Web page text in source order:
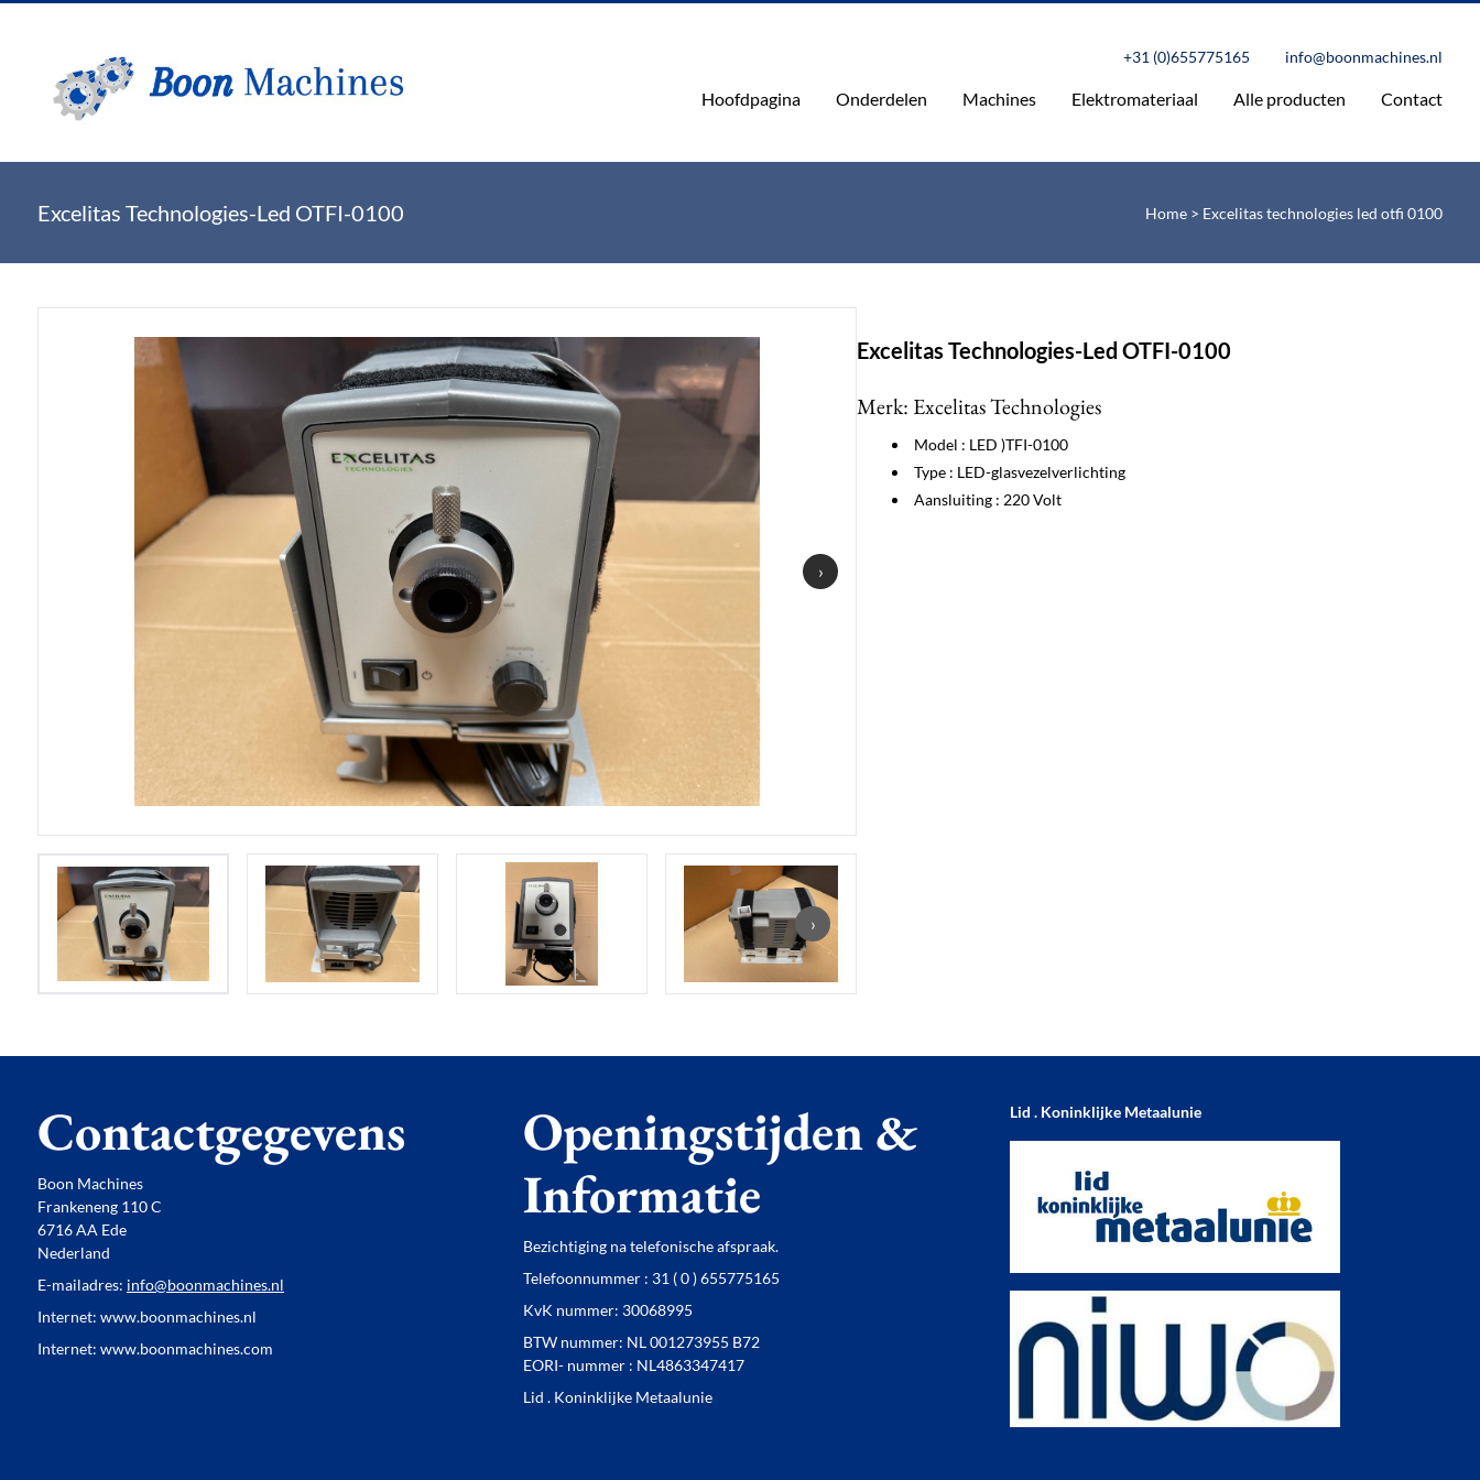
+31 (0)655775165 info@boonmachines.nl
Hoofdpagina Onderdelen Machines Elektromateriaal Alle producten Contact
Excelitas Technologies-Led OTFI-0100 Home > Excelitas technologies led otfi 0100
›
›
Excelitas Technologies-Led OTFI-0100
Merk: Excelitas Technologies
Model : LED )TFI-0100
Type : LED-glasvezelverlichting
Aansluiting : 220 Volt
Contactgegevens
Boon Machines
Frankeneng 110 C
6716 AA Ede
Nederland
E-mailadres: info@boonmachines.nl
Internet: www.boonmachines.nl
Internet: www.boonmachines.com
Openingstijden &
Informatie
Bezichtiging na telefonische afspraak.
Telefoonnummer : 31 ( 0 ) 655775165
KvK nummer: 30068995
BTW nummer: NL 001273955 B72
EORI- nummer : NL4863347417
Lid . Koninklijke Metaalunie
Lid . Koninklijke Metaalunie